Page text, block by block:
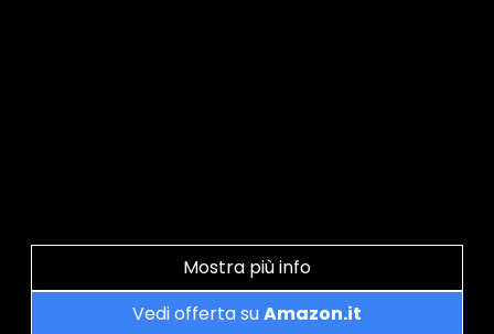
Mostra più info
Vedi offerta suAmazon.it